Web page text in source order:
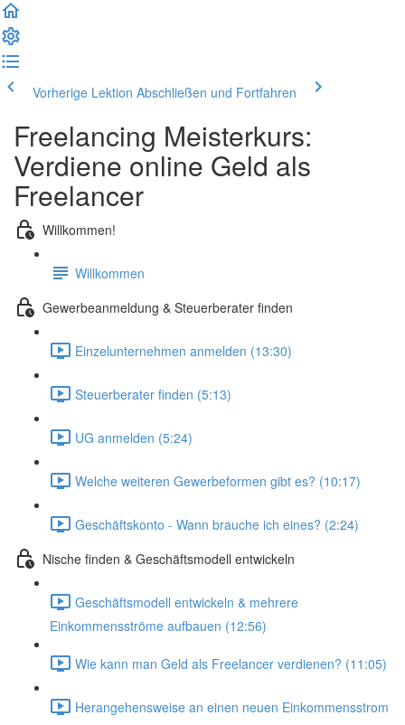
Vorherige Lektion Abschließen und Fortfahren
Freelancing Meisterkurs:
Verdiene online Geld als
Freelancer
Willkommen!
Willkommen
Gewerbeanmeldung & Steuerberater finden
Einzelunternehmen anmelden (13:30)
Steuerberater finden (5:13)
UG anmelden (5:24)
Welche weiteren Gewerbeformen gibt es? (10:17)
Geschäftskonto - Wann brauche ich eines? (2:24)
Nische finden & Geschäftsmodell entwickeln
Geschäftsmodell entwickeln & mehrere
Einkommensströme aufbauen (12:56)
Wie kann man Geld als Freelancer verdienen? (11:05)
Herangehensweise an einen neuen Einkommensstrom